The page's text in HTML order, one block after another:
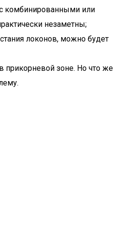
комбинированными или
незаметны;
локонов, можно будет
прикорневой зоне. Но что же